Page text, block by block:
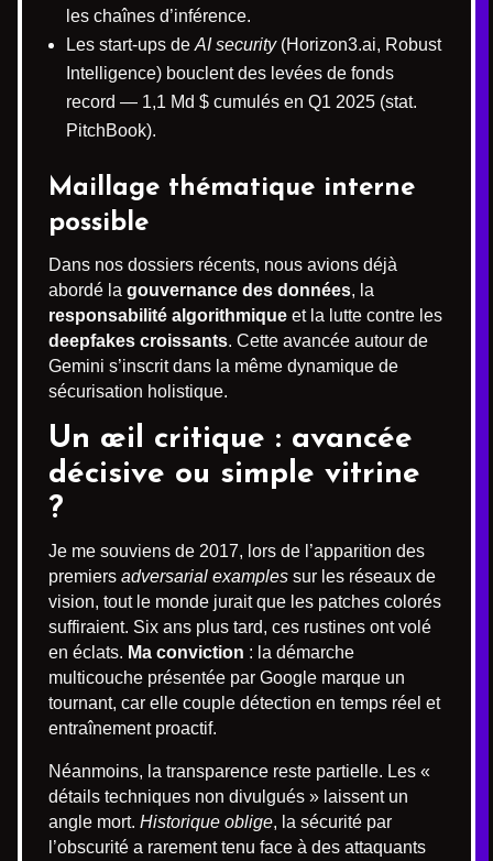
les chaînes d’inférence.
Les start-ups de AI security(Horizon3.ai, Robust
Intelligence) bouclent des levées de fonds
record — 1,1 Md $ cumulés en Q1 2025 (stat.
PitchBook).
Maillage thématique interne
possible
Dans nos dossiers récents, nous avions déjà
abordé la gouvernance des données, la
responsabilité algorithmique et la lutte contre les
deepfakes croissants. Cette avancée autour de
Gemini s’inscrit dans la même dynamique de
sécurisation holistique.
Un œil critique : avancée
décisive ou simple vitrine
?
Je me souviens de 2017, lors de l’apparition des
premiers adversarial examples sur les réseaux de
vision, tout le monde jurait que les patches colorés
suffiraient. Six ans plus tard, ces rustines ont volé
en éclats. Ma conviction : la démarche
multicouche présentée par Google marque un
tournant, car elle couple détection en temps réel et
entraînement proactif.
Néanmoins, la transparence reste partielle. Les «
détails techniques non divulgués » laissent un
angle mort. Historique oblige, la sécurité par
l’obscurité a rarement tenu face à des attaquants